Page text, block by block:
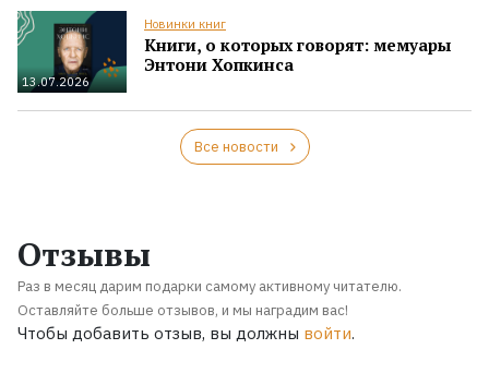
13.07.2026
Новинки книг
Книги, о которых говорят: мемуары
Энтони Хопкинса
Все новости
Отзывы
Раз в месяц дарим подарки самому активному читателю.
Оставляйте больше отзывов, и мы наградим вас!
Чтобы добавить отзыв, вы должны войти.